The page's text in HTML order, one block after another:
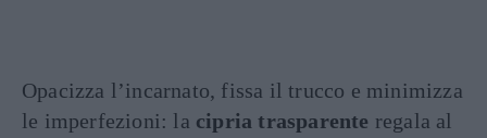
Opacizza l’incarnato, fissa il trucco e minimizza
le imperfezioni: la cipria trasparente regala al